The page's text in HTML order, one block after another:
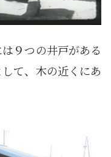
９つの井戸がある
て、木の近くにあ